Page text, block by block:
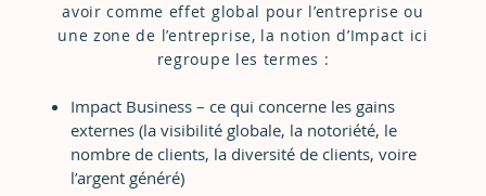
avoir comme effet global pour l’entreprise ou
une zone de l’entreprise, la notion d’Impact ici
regroupe les termes :
Impact Business – ce qui concerne les gains
externes (la visibilité globale, la notoriété, le
nombre de clients, la diversité de clients, voire
l’argent généré)